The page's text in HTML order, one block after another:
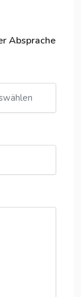
Absprache